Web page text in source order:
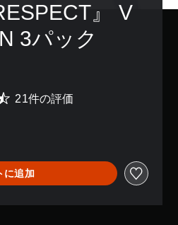
』 V
3パック
21件の評価
に追加